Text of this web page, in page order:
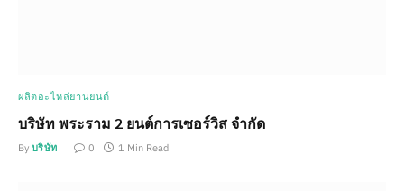
ผลิตอะไหล่ยานยนต์
บริษัท พระราม 2 ยนต์การเซอร์วิส จำกัด
By บริษัท 0 1 Min Read